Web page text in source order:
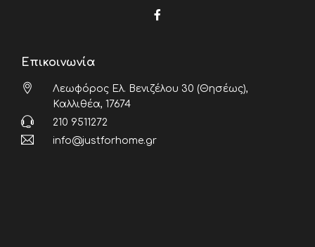
Επικοινωνία
Λεωφόρος Ελ. Βενιζέλου 30 (Θησέως),
Καλλιθέα, 17674
210 9511272
info@justforhome.gr